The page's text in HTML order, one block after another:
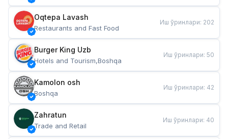
Oqtepa Lavash
Restaurants and Fast Food
Иш ўринлари: 202
Burger King Uzb
Hotels and Tourism,Boshqa
Иш ўринлари: 50
Kamolon osh
Boshqa
Иш ўринлари: 42
Zahratun
Trade and Retail
Иш ўринлари: 40